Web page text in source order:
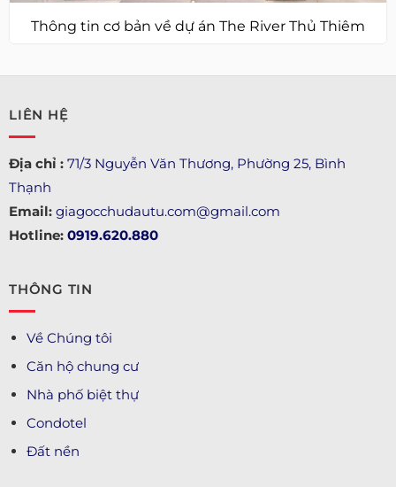
Thông tin cơ bản về dự án The River Thủ Thiêm
LIÊN HỆ
Địa chỉ : 71/3 Nguyễn Văn Thương, Phường 25, Bình
Thạnh
Email: giagocchudautu.com@gmail.com
Hotline: 0919.620.880
THÔNG TIN
Về Chúng tôi
Căn hộ chung cư
Nhà phố biệt thự
Condotel
Đất nền